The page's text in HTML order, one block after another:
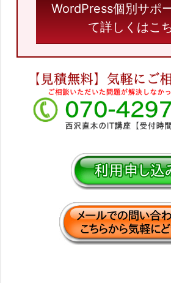
WordPress個別サポ
て詳しくはこ